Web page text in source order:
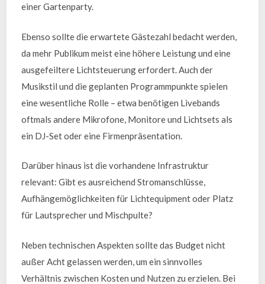
einer Gartenparty.
Ebenso sollte die erwartete Gästezahl bedacht werden,
da mehr Publikum meist eine höhere Leistung und eine
ausgefeiltere Lichtsteuerung erfordert. Auch der
Musikstil und die geplanten Programmpunkte spielen
eine wesentliche Rolle – etwa benötigen Livebands
oftmals andere Mikrofone, Monitore und Lichtsets als
ein DJ-Set oder eine Firmenpräsentation.
Darüber hinaus ist die vorhandene Infrastruktur
relevant: Gibt es ausreichend Stromanschlüsse,
Aufhängemöglichkeiten für Lichtequipment oder Platz
für Lautsprecher und Mischpulte?
Neben technischen Aspekten sollte das Budget nicht
außer Acht gelassen werden, um ein sinnvolles
Verhältnis zwischen Kosten und Nutzen zu erzielen. Bei